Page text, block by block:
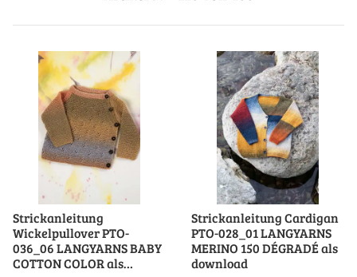
Strickanleitung
Wickelpullover PTO-
036_06 LANGYARNS BABY
COTTON COLOR als
Strickanleitung Cardigan
PTO-028_01 LANGYARNS
MERINO 150 DÉGRADÉ als
download